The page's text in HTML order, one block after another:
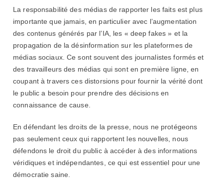
La responsabilité des médias de rapporter les faits est plus
importante que jamais, en particulier avec l’augmentation
des contenus générés par l’IA, les « deep fakes » et la
propagation de la désinformation sur les plateformes de
médias sociaux. Ce sont souvent des journalistes formés et
des travailleurs des médias qui sont en première ligne, en
coupant à travers ces distorsions pour fournir la vérité dont
le public a besoin pour prendre des décisions en
connaissance de cause.
En défendant les droits de la presse, nous ne protégeons
pas seulement ceux qui rapportent les nouvelles, nous
défendons le droit du public à accéder à des informations
véridiques et indépendantes, ce qui est essentiel pour une
démocratie saine.